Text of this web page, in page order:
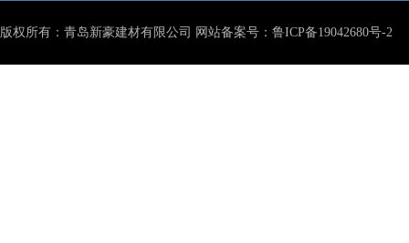
版权所有：青岛新豪建材有限公司 网站备案号： 鲁ICP备19042680号-2